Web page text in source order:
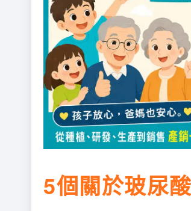
5個關於玻尿